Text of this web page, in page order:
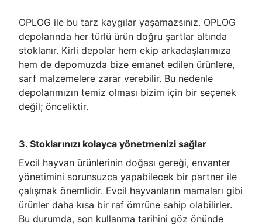
OPLOG ile bu tarz kaygılar yaşamazsınız. OPLOG
depolarında her türlü ürün doğru şartlar altında
stoklanır. Kirli depolar hem ekip arkadaşlarımıza
hem de depomuzda bize emanet edilen ürünlere,
sarf malzemelere zarar verebilir. Bu nedenle
depolarımızın temiz olması bizim için bir seçenek
değil; önceliktir.
3. Stoklarınızı kolayca yönetmenizi sağlar
Evcil hayvan ürünlerinin doğası gereği, envanter
yönetimini sorunsuzca yapabilecek bir partner ile
çalışmak önemlidir. Evcil hayvanların mamaları gibi
ürünler daha kısa bir raf ömrüne sahip olabilirler.
Bu durumda, son kullanma tarihini göz önünde